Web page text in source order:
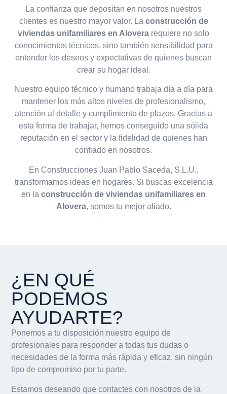
La confianza que depositan en nosotros nuestros
clientes es nuestro mayor valor. La construcción de
viviendas unifamiliares en Alovera requiere no solo
conocimientos técnicos, sino también sensibilidad para
entender los deseos y expectativas de quienes buscan
crear su hogar ideal.
Nuestro equipo técnico y humano trabaja día a día para
mantener los más altos niveles de profesionalismo,
atención al detalle y cumplimiento de plazos. Gracias a
esta forma de trabajar, hemos conseguido una sólida
reputación en el sector y la fidelidad de quienes han
confiado en nosotros.
En Construcciones Juan Pablo Saceda, S.L.U.,
transformamos ideas en hogares. Si buscas excelencia
en la construcción de viviendas unifamiliares en
Alovera, somos tu mejor aliado.
¿EN QUÉ
PODEMOS
AYUDARTE?
Ponemos a tu disposición nuestro equipo de
profesionales para responder a todas tus dudas o
necesidades de la forma más rápida y eficaz, sin ningún
tipo de compromiso por tu parte.
Estamos deseando que contactes con nosotros de la